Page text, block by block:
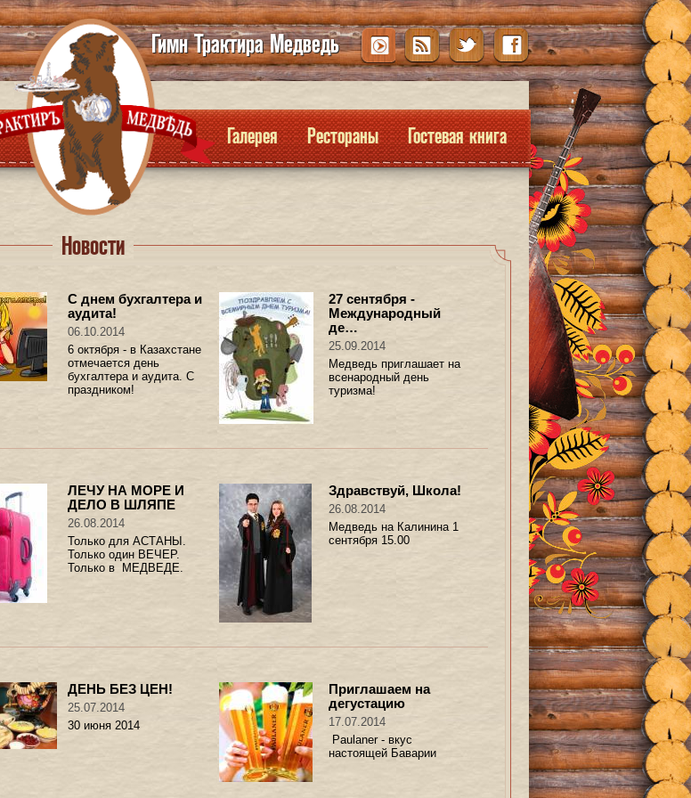
Гимн Трактира Медведь
Галерея Рестораны Гостевая книга
Новости
С днем бухгалтера и
аудита!
06.10.2014
6 октября - в Казахстане
отмечается день
бухгалтера и аудита. С
праздником!
27 сентября -
Международный
де…
25.09.2014
Медведь приглашает на
всенародный день
туризма!
ЛЕЧУ НА МОРЕ И
ДЕЛО В ШЛЯПЕ
26.08.2014
Только для АСТАНЫ.
Только один ВЕЧЕР.
Только в МЕДВЕДЕ.
Здравствуй, Школа!
26.08.2014
Медведь на Калинина 1
сентября 15.00
ДЕНЬ БЕЗ ЦЕН!
25.07.2014
30 июня 2014
Приглашаем на
дегустацию
17.07.2014
Paulaner - вкус
настоящей Баварии